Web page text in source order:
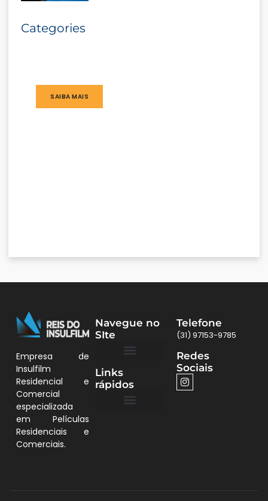
Categories
SAIBA MAIS
Empresa de
Insulfilm
Residencial e
Comercial
especializada
em Películas
Residenciais e
Comerciais.
Navegue no
SIte
Links
rápidos
Telefone
(31) 97153-9785
Redes
Sociais